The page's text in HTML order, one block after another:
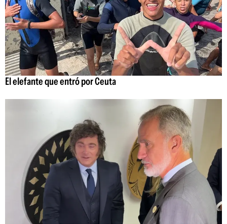
El elefante que entró por Ceuta